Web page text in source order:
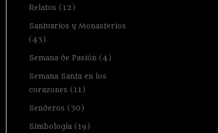
Relatos (12)
Santuarios y Monasterios
(43)
Semana de Pasión (4)
Semana Santa en los
corazones (11)
Senderos (30)
Simbología (19)